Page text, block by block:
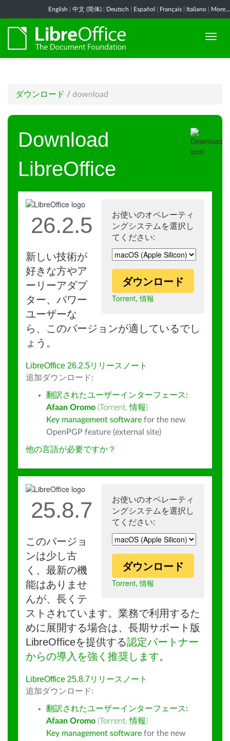
English 中文 (简体) Deutsch Español Français Italiano More...
ダウンロード / download
Download
LibreOffice
お使いのオペレーティ
ングシステムを選択し
てください:
ダウンロード
Torrent,情報
26.2.5
新しい技術が
好きな方やア
ーリーアダプ
ター、パワー
ユーザーな
ら、このバージョンが適しているでし
ょう。
LibreOffice 26.2.5リリースノート
追加ダウンロード:
翻訳されたユーザーインターフェース:
Afaan Oromo (Torrent,情報)
Key management software for the new
OpenPGP feature (external site)
他の言語が必要ですか？
お使いのオペレーティ
ングシステムを選択し
てください:
ダウンロード
Torrent,情報
25.8.7
このバージョ
ンは少し古
く、最新の機
能はありませ
んが、長くテ
ストされています。業務で利用するた
めに展開する場合は、長期サポート版
LibreOfficeを提供する認定パートナー
からの導入を強く推奨します。
LibreOffice 25.8.7リリースノート
追加ダウンロード:
翻訳されたユーザーインターフェース:
Afaan Oromo (Torrent,情報)
Key management software for the new